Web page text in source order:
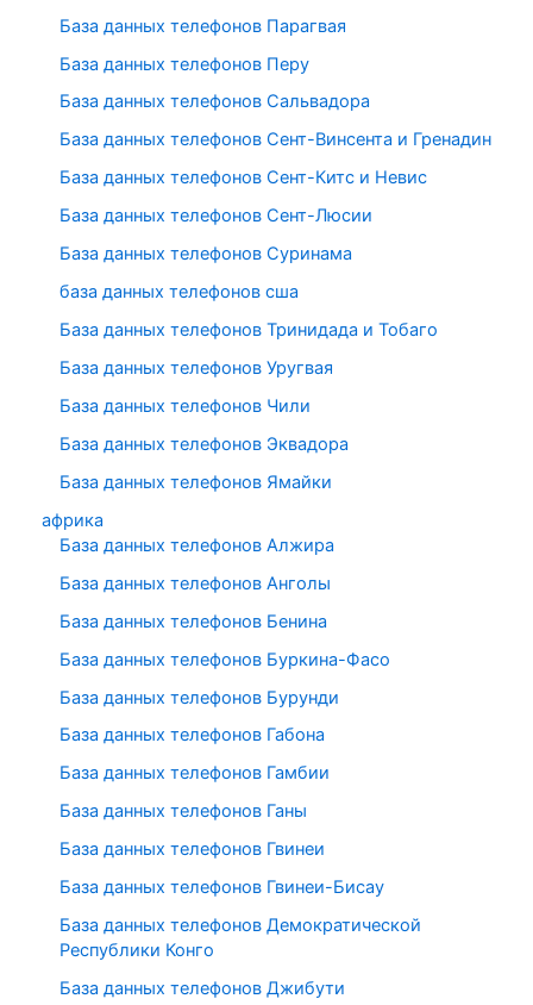
База данных телефонов Парагвая
База данных телефонов Перу
База данных телефонов Сальвадора
База данных телефонов Сент-Винсента и Гренадин
База данных телефонов Сент-Китс и Невис
База данных телефонов Сент-Люсии
База данных телефонов Суринама
база данных телефонов сша
База данных телефонов Тринидада и Тобаго
База данных телефонов Уругвая
База данных телефонов Чили
База данных телефонов Эквадора
База данных телефонов Ямайки
африка
База данных телефонов Алжира
База данных телефонов Анголы
База данных телефонов Бенина
База данных телефонов Буркина-Фасо
База данных телефонов Бурунди
База данных телефонов Габона
База данных телефонов Гамбии
База данных телефонов Ганы
База данных телефонов Гвинеи
База данных телефонов Гвинеи-Бисау
База данных телефонов Демократической
Республики Конго
База данных телефонов Джибути